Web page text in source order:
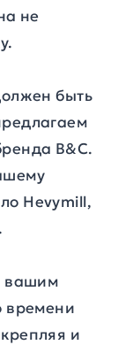
не
быть
B&C.
Hevymill,
вашим
времени
и